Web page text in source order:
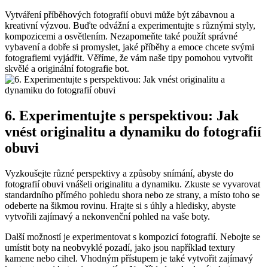
Vytváření ⁣příběhových fotografií obuvi může​ být zábavnou a
kreativní‌ výzvou. Buďte ‍odvážní a experimentujte⁣ s různými styly,
kompozicemi a ‍osvětlením. Nezapomeňte⁢ také použít​ správné⁢
vybavení‌ a dobře si promyslet,​ jaké ​příběhy a emoce chcete⁢ svými
fotografiemi vyjádřit. Věříme,⁢ že ⁣vám naše tipy‍ pomohou vytvořit⁢
skvělé a originální fotografie bot.
6.‌ Experimentujte s perspektivou: Jak
vnést⁤ originalitu⁣ a dynamiku do ‌fotografií
obuvi
Vyzkoušejte různé perspektivy⁤ a způsoby snímání, ‍abyste do
fotografií obuvi‍ vnášeli originalitu a dynamiku. Zkuste ​se vyvarovat
standardního⁢ přímého pohledu ⁤shora nebo ze strany, a místo toho se
odeberte‌ na ‌šikmou rovinu.⁤ Hrajte si s úhly⁢ a hledisky,‌ abyste
vytvořili zajímavý ​a⁣ nekonvenční pohled na vaše boty.
Další možností⁤ je experimentovat ⁤s kompozicí fotografií. Nebojte⁤ se
umístit boty na neobvyklé pozadí, jako jsou například textury‌
kamene nebo cihel. Vhodným přístupem ‍je ‌také ⁢vytvořit zajímavý